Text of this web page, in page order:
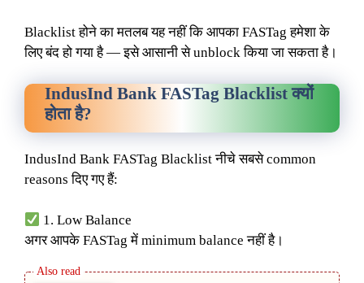
Blacklist होने का मतलब यह नहीं कि आपका FASTag हमेशा के
लिए बंद हो गया है — इसे आसानी से unblock किया जा सकता है।
IndusInd Bank FASTag Blacklist क्यों
होता है?
IndusInd Bank FASTag Blacklist नीचे सबसे common
reasons दिए गए हैं:
1. Low Balance
अगर आपके FASTag में minimum balance नहीं है।